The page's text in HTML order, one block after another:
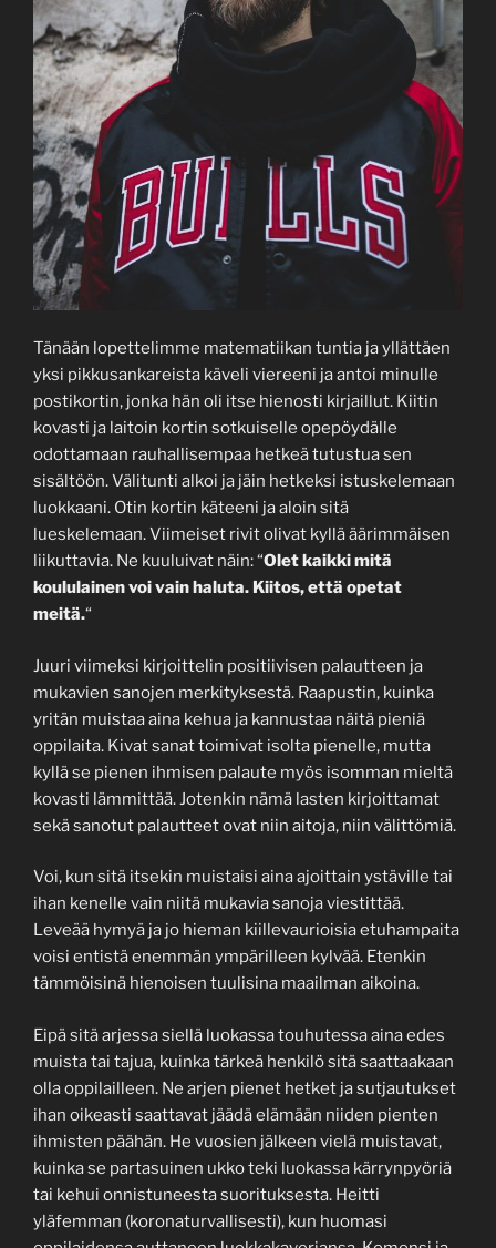
Tänään lopettelimme matematiikan tuntia ja yllättäen
yksi pikkusankareista käveli viereeni ja antoi minulle
postikortin, jonka hän oli itse hienosti kirjaillut. Kiitin
kovasti ja laitoin kortin sotkuiselle opepöydälle
odottamaan rauhallisempaa hetkeä tutustua sen
sisältöön. Välitunti alkoi ja jäin hetkeksi istuskelemaan
luokkaani. Otin kortin käteeni ja aloin sitä
lueskelemaan. Viimeiset rivit olivat kyllä äärimmäisen
liikuttavia. Ne kuuluivat näin: “Olet kaikki mitä
koululainen voi vain haluta. Kiitos, että opetat
meitä.“
Juuri viimeksi kirjoittelin positiivisen palautteen ja
mukavien sanojen merkityksestä. Raapustin, kuinka
yritän muistaa aina kehua ja kannustaa näitä pieniä
oppilaita. Kivat sanat toimivat isolta pienelle, mutta
kyllä se pienen ihmisen palaute myös isomman mieltä
kovasti lämmittää. Jotenkin nämä lasten kirjoittamat
sekä sanotut palautteet ovat niin aitoja, niin välittömiä.
Voi, kun sitä itsekin muistaisi aina ajoittain ystäville tai
ihan kenelle vain niitä mukavia sanoja viestittää.
Leveää hymyä ja jo hieman kiillevaurioisia etuhampaita
voisi entistä enemmän ympärilleen kylvää. Etenkin
tämmöisinä hienoisen tuulisina maailman aikoina.
Eipä sitä arjessa siellä luokassa touhutessa aina edes
muista tai tajua, kuinka tärkeä henkilö sitä saattaakaan
olla oppilailleen. Ne arjen pienet hetket ja sutjautukset
ihan oikeasti saattavat jäädä elämään niiden pienten
ihmisten päähän. He vuosien jälkeen vielä muistavat,
kuinka se partasuinen ukko teki luokassa kärrynpyöriä
tai kehui onnistuneesta suorituksesta. Heitti
yläfemman (koronaturvallisesti), kun huomasi